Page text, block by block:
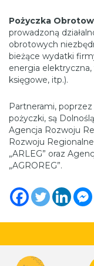
Pożyczka
prowadzoną
obrotowych
bieżące wydatki
energia elektryczna,
księgowe, itp.).
Partnerami,
pożyczki, są
Agencja Rozwoju
Rozwoju
„ARLEG” oraz
„AGROREG”.